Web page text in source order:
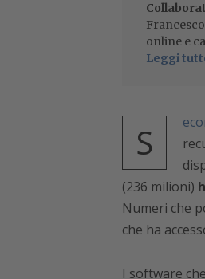
online e
Leggi
S
(236 milioni)
Numeri che
che ha
I software